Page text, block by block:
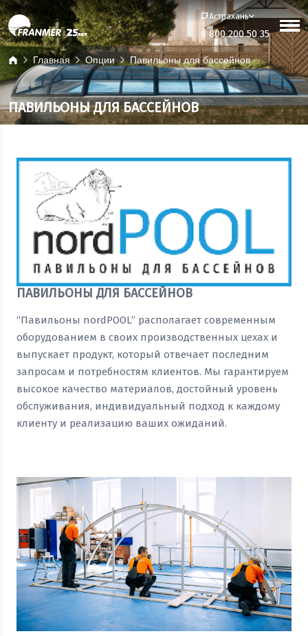
Астрахань
8 800 200 50 35
Главная Опции Павильоны для бассейнов
ПАВИЛЬОНЫ ДЛЯ БАССЕЙНОВ
ПАВИЛЬОНЫ ДЛЯ БАССЕЙНОВ
“Павильоны nordPOOL” располагает современным
оборудованием в своих производственных цехах и
выпускает продукт, который отвечает последним
запросам и потребностям клиентов. Мы гарантируем
высокое качество материалов, достойный уровень
обслуживания, индивидуальный подход к каждому
клиенту и реализацию ваших ожиданий.